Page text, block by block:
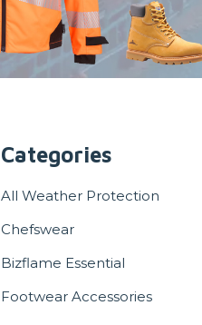
Categories
All Weather Protection
Chefswear
Bizflame Essential
Footwear Accessories